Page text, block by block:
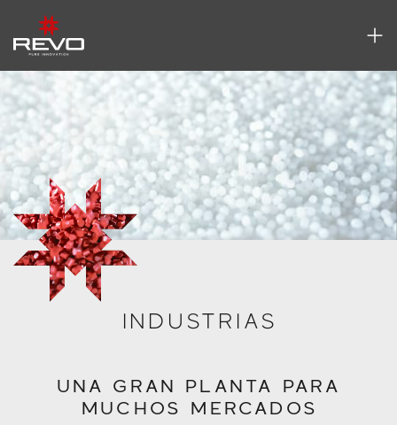
INDUSTRIAS
UNA GRAN PLANTA PARA
MUCHOS MERCADOS